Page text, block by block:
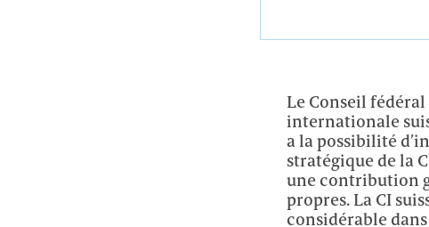
Le Conseil
internationale
a la possibilité
stratégique de la
une contribution
propres. La CI
considérable